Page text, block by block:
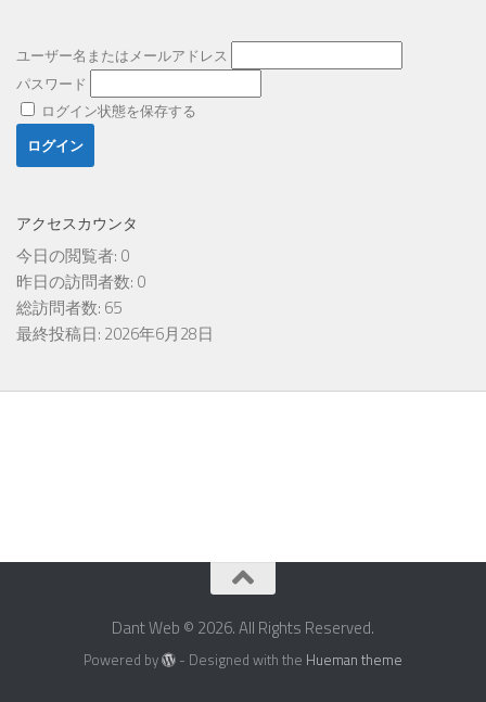
ユーザー名またはメールアドレス
パスワード
ログイン状態を保存する
アクセスカウンタ
今日の閲覧者: 0
昨日の訪問者数: 0
総訪問者数: 65
最終投稿日: 2026年6月28日
Dant Web © 2026. All Rights Reserved.
Powered by - Designed with the Hueman theme